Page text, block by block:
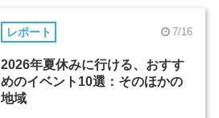
レポート 7/16
2026年夏休みに行ける、おすす
めのイベント10選：そのほかの
地域